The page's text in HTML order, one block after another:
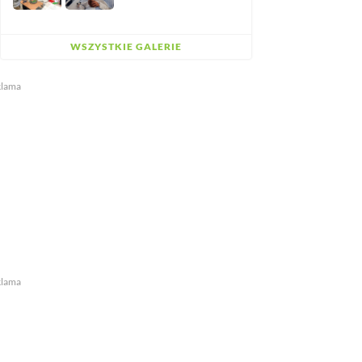
WSZYSTKIE GALERIE